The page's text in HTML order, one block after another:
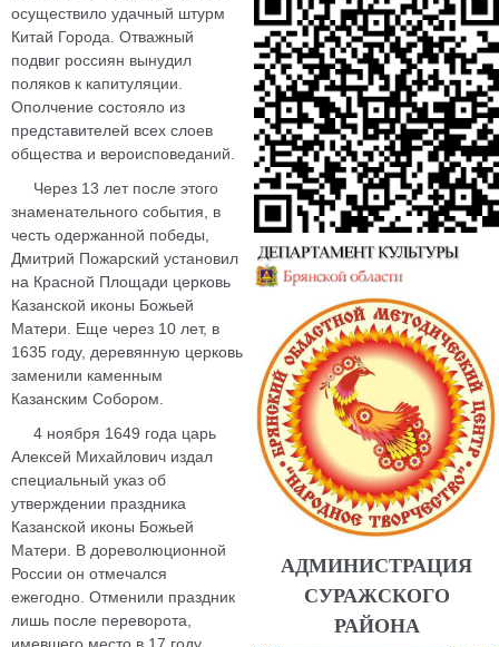
АДМИНИСТРАЦИЯ
СУРАЖСКОГО
РАЙОНА
осуществило удачный штурм
Китай Города. Отважный
подвиг россиян вынудил
поляков к капитуляции.
Ополчение состояло из
представителей всех слоев
общества и вероисповеданий.
Через 13 лет после этого
знаменательного события, в
честь одержанной победы,
Дмитрий Пожарский установил
на Красной Площади церковь
Казанской иконы Божьей
Матери. Еще через 10 лет, в
1635 году, деревянную церковь
заменили каменным
Казанским Собором.
4 ноября 1649 года царь
Алексей Михайлович издал
специальный указ об
утверждении праздника
Казанской иконы Божьей
Матери. В дореволюционной
России он отмечался
ежегодно. Отменили праздник
лишь после переворота,